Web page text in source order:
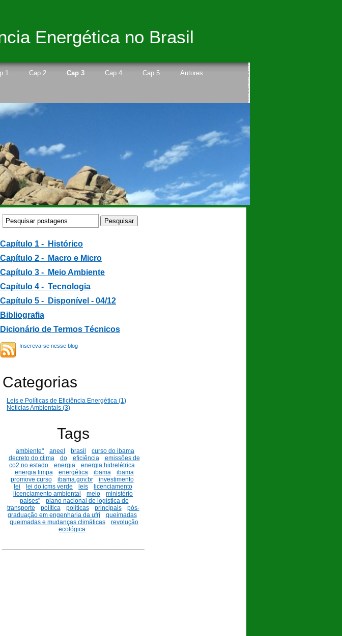
Energética no Brasil
1 Cap 2 Cap 3 Cap 4 Cap 5 Autores
Capítulo 1 - Histórico
Capítulo 2 -
Macro e Micro
Capítulo 3 -
Meio Ambiente
Capítulo 4 - Tecnologia
Capítulo 5 - Disponível - 04/12
Bibliografia
Dicionário de Termos Técnicos
Inscreva-se nesse blog
Categorias
Leis e Políticas de Eficiência Energética (1)
Noticias Ambientais (3)
Tags
ambiente" aneel brasil
curso do ibama
decreto do clima
do eficiência
emissões de
co2 no estado
energia
energia hidrelétrica
energia limpa
energética ibama
ibama
promove curso
ibama.gov.br
investimento
lei
lei do icms verde leis
licenciamento
licenciamento ambiental
meio
ministério
países"
plano nacional de logística de
transporte
política políticas principais
pós-
graduação em engenharia da ufrj
queimadas
queimadas e mudanças climáticas
revolução
ecológica